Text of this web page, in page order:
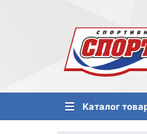
Каталог